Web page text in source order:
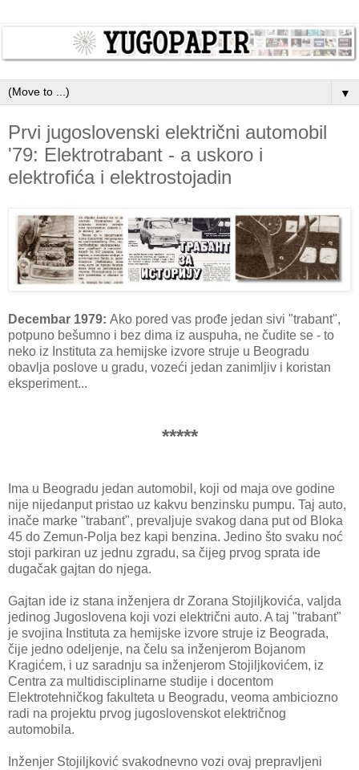
▼
Prvi jugoslovenski električni automobil
'79: Elektrotrabant - a uskoro i
elektrofića i elektrostojadin
Decembar 1979: Ako pored vas prođe jedan sivi "trabant",
potpuno bešumno i bez dima iz auspuha, ne čudite se - to
neko iz Instituta za hemijske izvore struje u Beogradu
obavlja poslove u gradu, vozeći jedan zanimljiv i koristan
eksperiment...
*****
Ima u Beogradu jedan automobil, koji od maja ove godine
nije nijedanput pristao uz kakvu benzinsku pumpu. Taj auto,
inače marke "trabant", prevaljuje svakog dana put od Bloka
45 do Zemun-Polja bez kapi benzina. Jedino što svaku noć
stoji parkiran uz jednu zgradu, sa čijeg prvog sprata ide
dugačak gajtan do njega.
Gajtan ide iz stana inženjera dr Zorana Stojiljkovića, valjda
jedinog Jugoslovena koji vozi električni auto. A taj "trabant"
je svojina Instituta za hemijske izvore struje iz Beograda,
čije jedno odeljenje, na čelu sa inženjerom Bojanom
Kragićem, i uz saradnju sa inženjerom Stojiljkovićem, iz
Centra za multidisciplinarne studije i docentom
Elektrotehničkog fakulteta u Beogradu, veoma ambiciozno
radi na projektu prvog jugoslovenskot električnog
automobila.
Inženjer Stojiljković svakodnevno vozi ovaj prepravljeni